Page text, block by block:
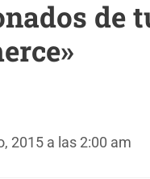
de
2015 a las 2:00 am